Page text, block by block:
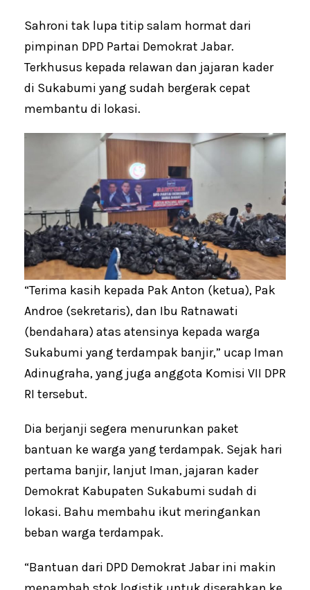
Sahroni tak lupa titip salam hormat dari
pimpinan DPD Partai Demokrat Jabar.
Terkhusus kepada relawan dan jajaran kader
di Sukabumi yang sudah bergerak cepat
membantu di lokasi.
“Terima kasih kepada Pak Anton (ketua), Pak
Androe (sekretaris), dan Ibu Ratnawati
(bendahara) atas atensinya kepada warga
Sukabumi yang terdampak banjir,” ucap Iman
Adinugraha, yang juga anggota Komisi VII DPR
RI tersebut.
Dia berjanji segera menurunkan paket
bantuan ke warga yang terdampak. Sejak hari
pertama banjir, lanjut Iman, jajaran kader
Demokrat Kabupaten Sukabumi sudah di
lokasi. Bahu membahu ikut meringankan
beban warga terdampak.
“Bantuan dari DPD Demokrat Jabar ini makin